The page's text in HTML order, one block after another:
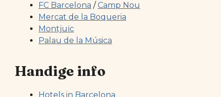
FC Barcelona /Camp Nou
Mercat de la Boqueria
Montjuïc
Palau de la Música
Handige info
Hotels in Barcelona